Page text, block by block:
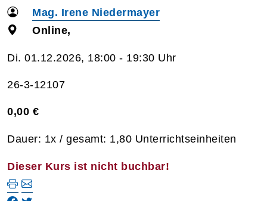
Mag. Irene Niedermayer
Online,
Di. 01.12.2026, 18:00 - 19:30 Uhr
26-3-12107
0,00 €
Dauer: 1x / gesamt: 1,80 Unterrichtseinheiten
Dieser Kurs ist nicht buchbar!